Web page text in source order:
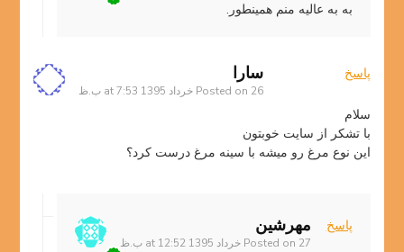
به به عالیه منم همینطور.
سارا
Posted on 26 خرداد 1395 at 7:53 ب.ظ
پاسخ
سلام
با تشکر از سایت خوبتون
این نوع مرغ رو میشه با سینه مرغ درست کرد؟
مهرشین
Posted on 27 خرداد 1395 at 12:52 ب.ظ
پاسخ